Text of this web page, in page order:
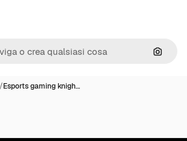
Cerca
/Esports gaming knigh…